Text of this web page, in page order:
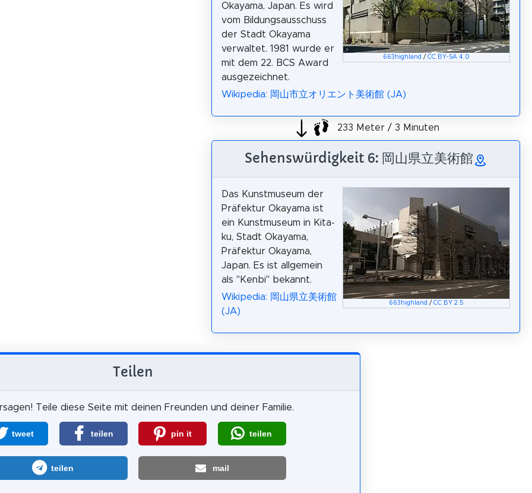
663highland /CC BY-SA 4.0
Okayama, Japan. Es wird
vom Bildungsausschuss
der Stadt Okayama
verwaltet. 1981 wurde er
mit dem 22. BCS Award
ausgezeichnet.
Wikipedia: 岡山市立オリエント美術館 (JA)
233 Meter / 3 Minuten
Sehenswürdigkeit 6: 岡山県立美術館
663highland /CC BY 2.5
Das Kunstmuseum der
Präfektur Okayama ist
ein Kunstmuseum in Kita-
ku, Stadt Okayama,
Präfektur Okayama,
Japan. Es ist allgemein
als "Kenbi" bekannt.
Wikipedia: 岡山県立美術館
(JA)
Teilen
Teile diese Seite mit deinen Freunden und deiner Familie.
tweet teilen pin it teilen
teilen mail